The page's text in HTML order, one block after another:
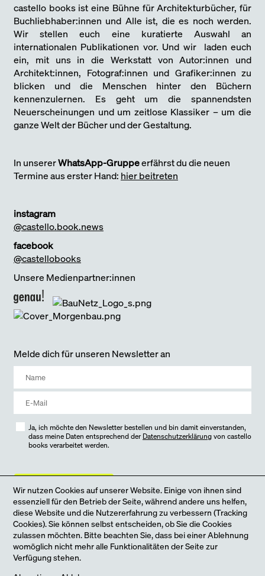
castello books ist eine Bühne für Architekturbücher, für
Buchliebhaber:innen und Alle ist, die es noch werden.
Wir stellen euch eine kuratierte Auswahl an
internationalen Publikationen vor. Und wir laden euch
ein, mit uns in die Werkstatt von Autor:innen und
Architekt:innen, Fotograf:innen und Grafiker:innen zu
blicken und die Menschen hinter den Büchern
kennenzulernen. Es geht um die spannendsten
Neuerscheinungen und um zeitlose Klassiker – um die
ganze Welt der Bücher und der Gestaltung.
In unsererWhatsApp-Gruppeerfährst du die neuen
Termine aus erster Hand: hier beitreten
instagram
@castello.book.news
facebook
@castellobooks
Unsere Medienpartner:innen
Melde dich für unseren Newsletter an
Ja, ich möchte den Newsletter bestellen und bin damit einverstanden,
dass meine Daten entsprechend der Datenschutzerklärung von castello
books verarbeitet werden.
jetzt anmelden
Wir nutzen Cookies auf unserer Website. Einige von ihnen sind
essenziell für den Betrieb der Seite, während andere uns helfen,
diese Website und die Nutzererfahrung zu verbessern (Tracking
Cookies). Sie können selbst entscheiden, ob Sie die Cookies
zulassen möchten. Bitte beachten Sie, dass bei einer Ablehnung
womöglich nicht mehr alle Funktionalitäten der Seite zur
Verfügung stehen.